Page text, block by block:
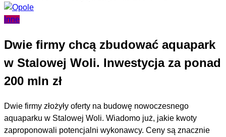
Inne
Dwie firmy chcą zbudować aquapark
w Stalowej Woli. Inwestycja za ponad
200 mln zł
Dwie firmy złożyły oferty na budowę nowoczesnego
aquaparku w Stalowej Woli. Wiadomo już, jakie kwoty
zaproponowali potencjalni wykonawcy. Ceny są znacznie